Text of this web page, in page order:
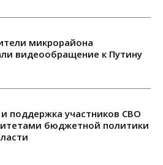
микрорайона
видеообращение к Путину
поддержка участников СВО
бюджетной политики